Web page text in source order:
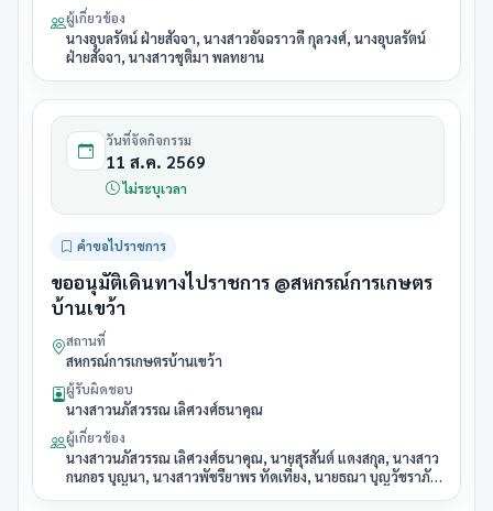
ผู้เกี่ยวข้อง
นางอุบลรัตน์ ฝ่ายสัจจา, นางสาวอัจฉราวดี กุลวงศ์, นางอุบลรัตน์
ฝ่ายสัจจา, นางสาวชุติมา พลทยาน
วันที่จัดกิจกรรม
11 ส.ค. 2569
ไม่ระบุเวลา
คำขอไปราชการ
ขออนุมัติเดินทางไปราชการ @สหกรณ์การเกษตร
บ้านเขว้า
สถานที่
สหกรณ์การเกษตรบ้านเขว้า
ผู้รับผิดชอบ
นางสาวนภัสวรรณ เลิศวงศ์ธนาคุณ
ผู้เกี่ยวข้อง
นางสาวนภัสวรรณ เลิศวงศ์ธนาคุณ, นายสุรสันต์ แดงสกุล, นางสาว
กนกอร บุญนา, นางสาวพัชรียาพร ทัดเที่ยง, นายธณา บุญวัชราภัย,